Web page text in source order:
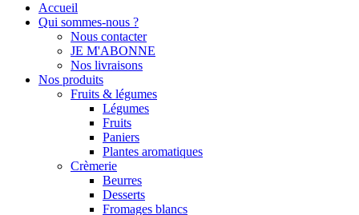
Accueil
Qui sommes-nous ?
Nous contacter
JE M'ABONNE
Nos livraisons
Nos produits
Fruits & légumes
Légumes
Fruits
Paniers
Plantes aromatiques
Crèmerie
Beurres
Desserts
Fromages blancs